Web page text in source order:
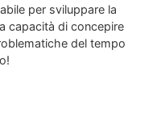
per sviluppare la
capacità di concepire
del tempo